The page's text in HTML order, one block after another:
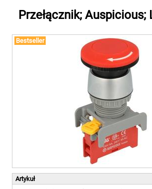
Przełącznik; Auspicious;
Bestseller
Artykuł